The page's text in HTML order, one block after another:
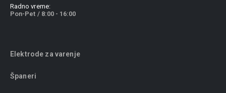
Radno vreme:
Pon-Pet / 8:00 - 16:00
Elektrode za varenje
Španeri